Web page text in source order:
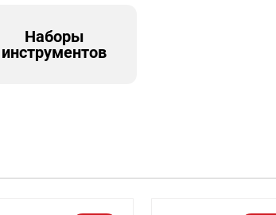
Наборы
инструментов